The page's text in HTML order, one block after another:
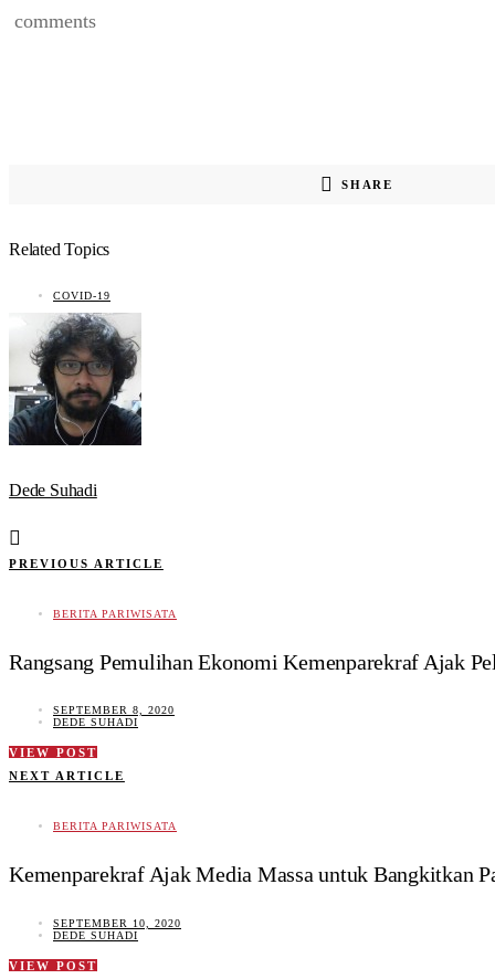
comments
SHARE
Related Topics
COVID-19
Dede Suhadi
PREVIOUS ARTICLE
BERITA PARIWISATA
Rangsang Pemulihan Ekonomi Kemenparekraf Ajak
SEPTEMBER 8, 2020
DEDE SUHADI
VIEW POST
NEXT ARTICLE
BERITA PARIWISATA
Kemenparekraf Ajak Media Massa untuk Bangkitkan
SEPTEMBER 10, 2020
DEDE SUHADI
VIEW POST